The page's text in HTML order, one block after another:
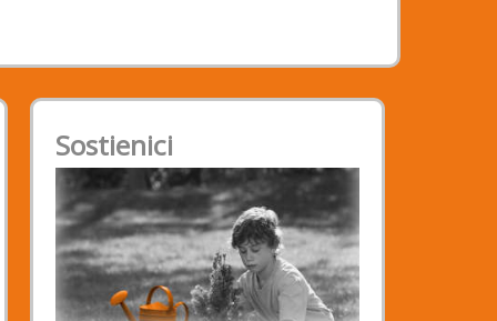
Sostienici